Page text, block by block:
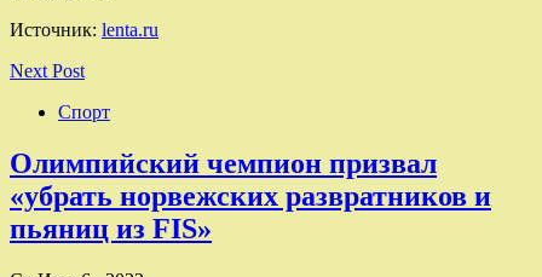
Источник: lenta.ru
Next Post
Спорт
Олимпийский чемпион призвал
«убрать норвежских развратников и
пьяниц из FIS»